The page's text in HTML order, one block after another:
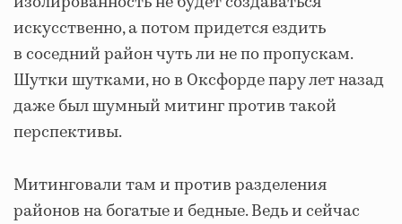
искусственно, а потом придется ездить
в соседний район чуть ли не по пропускам.
Шутки шутками, но в Оксфорде пару лет назад
даже был шумный митинг против такой
перспективы.
Митинговали там и против разделения
районов на богатые и бедные. Ведь и сейчас